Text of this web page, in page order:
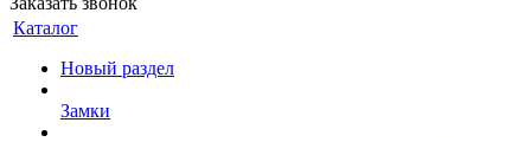
Каталог
Новый раздел
Замки